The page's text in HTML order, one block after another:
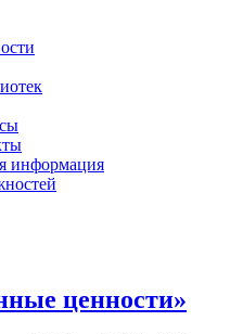
информация
ценности»